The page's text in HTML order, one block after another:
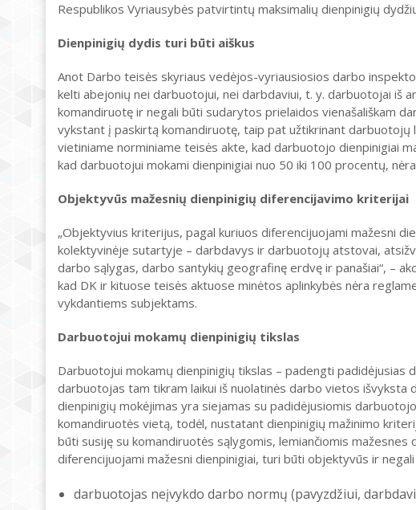
Respublikos Vyriausybės patvirtintų maksimalių dienpinigių
Dienpinigių dydis turi būti aiškus
Anot Darbo teisės skyriaus vedėjos-vyriausiosios darbo
kelti abejonių nei darbuotojui, nei darbdaviui, t. y. darbuotojai iš
komandiruotę ir negali būti sudarytos prielaidos vienašališkam
vykstant į paskirtą komandiruotę, taip pat užtikrinant
vietiniame norminiame teisės akte, kad darbuotojo dienpinigiai
kad darbuotojui mokami dienpinigiai nuo 50 iki 100 procentų,
Objektyvūs mažesnių dienpinigių diferencijavimo kriterijai
„Objektyvius kriterijus, pagal kuriuos diferencijuojami mažesni
kolektyvinėje sutartyje – darbdavys ir darbuotojų atstovai,
darbo sąlygas, darbo santykių geografinę erdvę ir panašiai“, –
kad DK ir kituose teisės aktuose minėtos aplinkybės nėra
vykdantiems subjektams.
Darbuotojui mokamų dienpinigių tikslas
Darbuotojui mokamų dienpinigių tikslas – padengti padidėjusias
darbuotojas tam tikram laikui iš nuolatinės darbo vietos išvyksta
dienpinigių mokėjimas yra siejamas su padidėjusiomis
komandiruotės vietą, todėl, nustatant dienpinigių mažinimo
būti susiję su komandiruotės sąlygomis, lemiančiomis
diferencijuojami mažesni dienpinigiai, turi būti objektyvūs ir
darbuotojas neįvykdo darbo normų (pavyzdžiui,